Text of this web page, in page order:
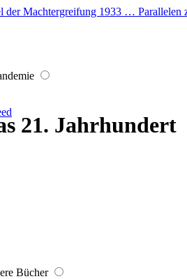
Machtergreifung 1933 … Parallelen
Bücher
21. Jahrhundert